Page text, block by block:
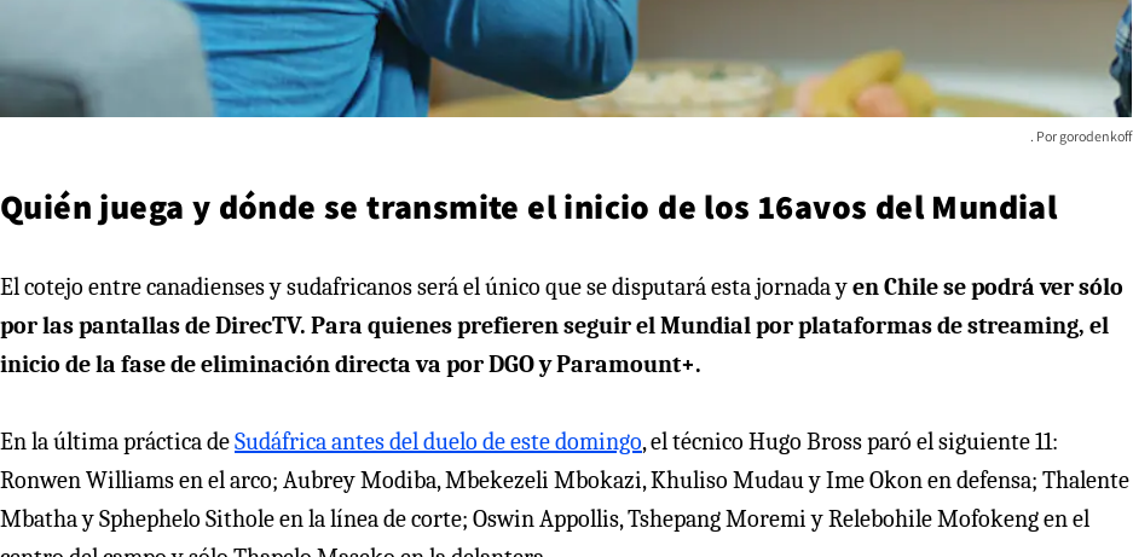
gorodenkoff
Quién juega y dónde se transmite el inicio de los 16avos del Mundial
El cotejo entre canadienses y sudafricanos será el único que se disputará esta jornada yen Chile se podrá ver sólo
por las pantallas de DirecTV. Para quienes prefieren seguir el Mundial por plataformas de streaming, el
inicio de la fase de eliminación directa va por DGO y Paramount+.
En la última práctica deSudáfrica antes del duelo de este domingo, el técnico Hugo Bross paró el siguiente 11:
Ronwen Williams en el arco; Aubrey Modiba, Mbekezeli Mbokazi, Khuliso Mudau y Ime Okon en defensa; Thalente
Mbatha y Sphephelo Sithole en la línea de corte; Oswin Appollis, Tshepang Moremi y Relebohile Mofokeng en el